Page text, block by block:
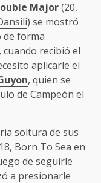
Major(20,
) se mostró
de forma
recibió el
aplicarle el
, quien se
de Campeón el
soltura de sus
Born To Sea en
de seguirle
a presionarle